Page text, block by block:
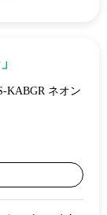
KABGR ネオン